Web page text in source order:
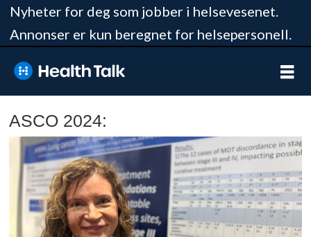
Nyheter for deg som jobber i helsevesenet.
Annonser er kun beregnet for helsepersonell.
ASCO 2024: